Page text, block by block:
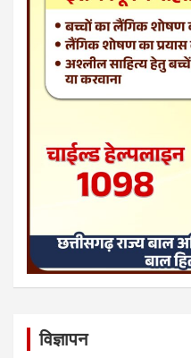
विज्ञापन